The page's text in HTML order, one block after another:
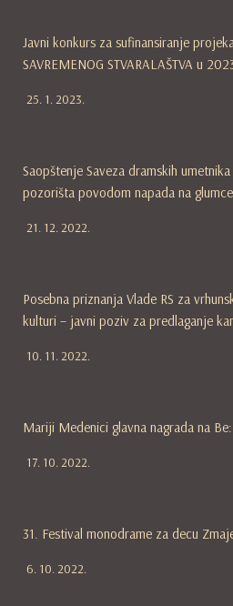
Javni konkurs za sufinansiranje
SAVREMENOG STVARALAŠTVA u
25. 1. 2023.
Saopštenje Saveza dramskih
pozorišta povodom napada na
21. 12. 2022.
Posebna priznanja Vlade RS za
kulturi – javni poziv za predlaganje
10. 11. 2022.
Mariji Medenici glavna nagrada na
17. 10. 2022.
31. Festival monodrame za decu
6. 10. 2022.